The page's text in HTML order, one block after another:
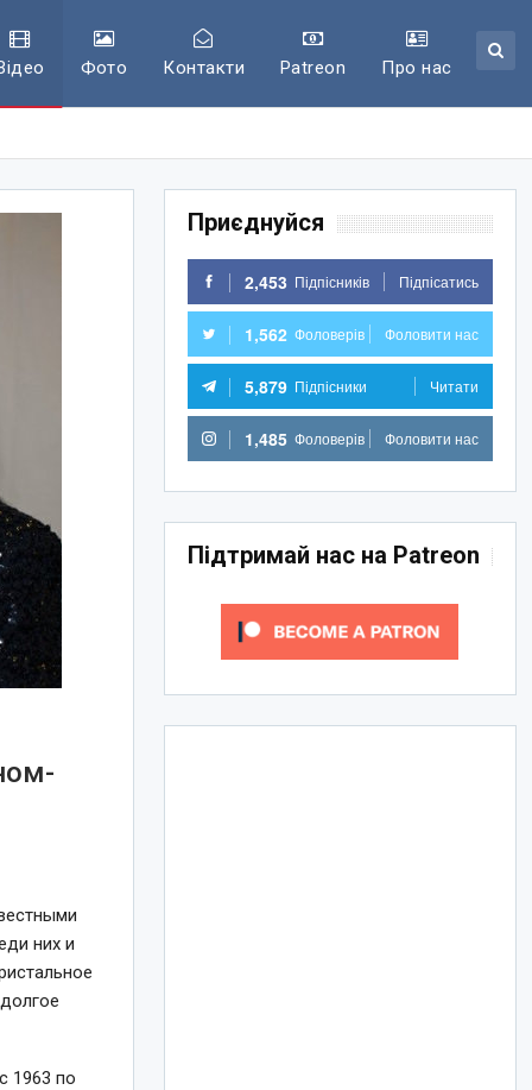
Фото Контакти Patreon Про нас
них и
1963 по
Приєднуйся
2,453 Підпісників Підпісатись
1,562 Фоловерів Фоловити нас
5,879 Підпісники Читати
1,485 Фоловерів Фоловити нас
Підтримай нас на Patreon